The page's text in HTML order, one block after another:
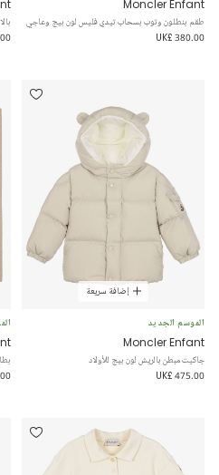
Moncler Enfant
طقم بنطلون وتوب بسحاب تيدي فليس لون بيج وعاجي
UK£ 380.00
إضافة سريعة
الموسم الجديد
Moncler Enfant
جاكيت مبطن بالريش لون بيج للأولاد
UK£ 475.00